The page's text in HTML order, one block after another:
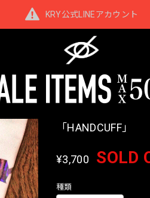
KRY公式LINEアカウント
「HANDCUFF」
¥3,700 SOLD
種類